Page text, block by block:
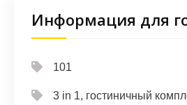
Информация для
101
3 in 1, гостиничный